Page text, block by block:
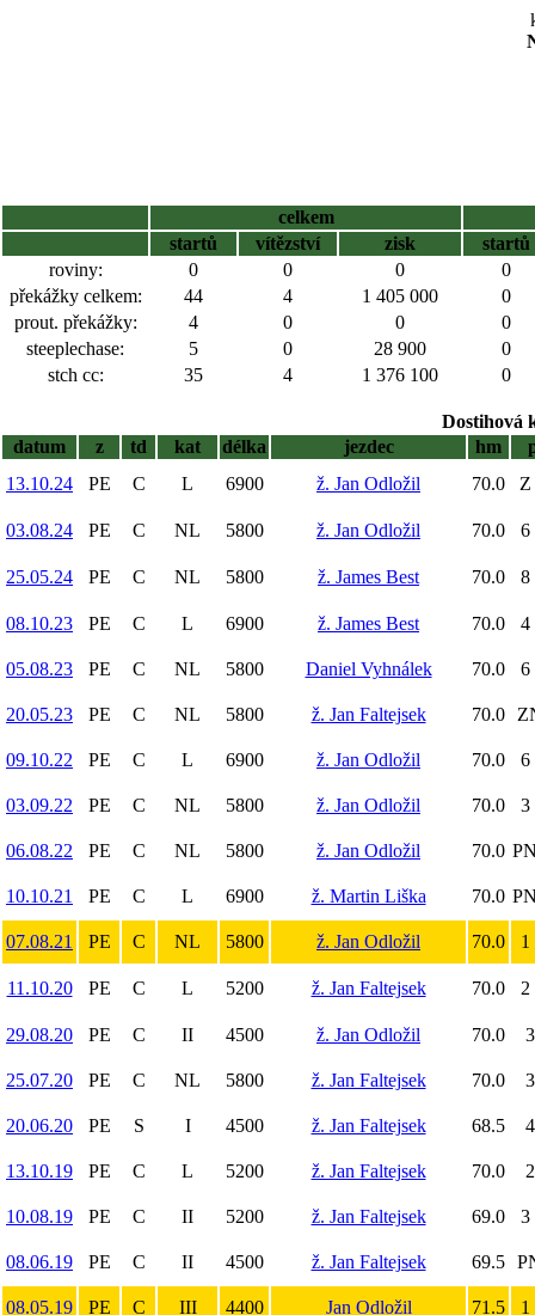
celkem
startů
vítězství zisk
startů
roviny:
0 0 0
0
překážky celkem:
44 4 1 405 000
0
prout. překážky:
4 0 0
0
steeplechase:
5 0 28 900
0
stch cc:
35 4 1 376 100 0
Dostihová
datum
z td kat délka jezdec hm
13.10.24
PE C L 6900 ž. Jan Odložil 70.0 Z
03.08.24 PE C NL 5800 ž. Jan Odložil 70.0 6
25.05.24 PE C NL 5800 ž. James Best 70.0 8
08.10.23 PE C L 6900 ž. James Best 70.0 4
05.08.23 PE C NL 5800 Daniel Vyhnálek 70.0 6
20.05.23 PE C NL 5800 ž. Jan Faltejsek 70.0
09.10.22 PE C L 6900 ž. Jan Odložil 70.0 6
03.09.22 PE C NL 5800 ž. Jan Odložil 70.0 3
06.08.22 PE C NL 5800 ž. Jan Odložil 70.0
10.10.21 PE C L 6900 ž. Martin Liška 70.0
07.08.21 PE C NL 5800 ž. Jan Odložil 70.0 1
11.10.20 PE C L 5200 ž. Jan Faltejsek 70.0 2
29.08.20 PE C II 4500 ž. Jan Odložil 70.0
25.07.20 PE C NL 5800 ž. Jan Faltejsek 70.0
20.06.20 PE S I 4500 ž. Jan Faltejsek 68.5
13.10.19 PE C L 5200 ž. Jan Faltejsek 70.0
10.08.19 PE C II 5200 ž. Jan Faltejsek 69.0 3
08.06.19 PE C II 4500 ž. Jan Faltejsek 69.5
08.05.19 PE C III 4400 Jan Odložil 71.5 1